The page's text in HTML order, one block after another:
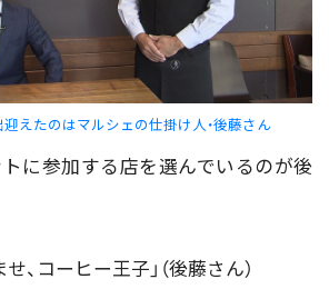
えたのはマルシェの仕掛け人・後藤さん
に参加する店を選んでいるのが後
、コーヒー王子」（後藤さん）